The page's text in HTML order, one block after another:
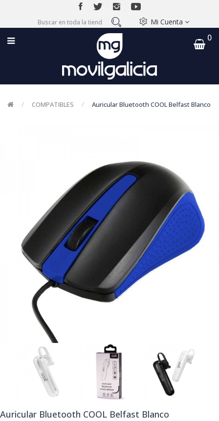
Mi Cuenta
0
COMPATIBLES Auricular Bluetooth COOL Belfast Blanco
Auricular Bluetooth COOL Belfast Blanco